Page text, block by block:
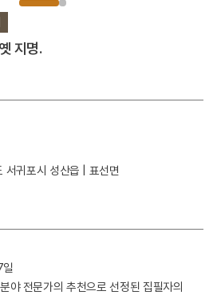
지명.
서귀포시 성산읍 | 표선면
야 전문가의 추천으로 선정된 집필자의